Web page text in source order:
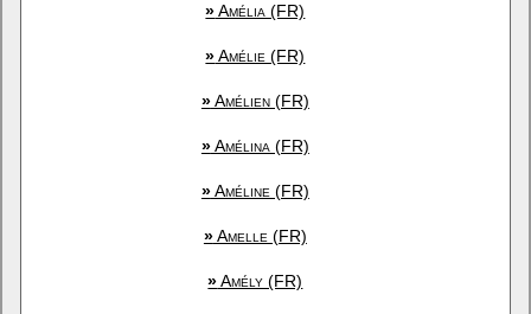
»Amélia (FR)
»Amélie (FR)
»Amélien (FR)
»Amélina (FR)
»Améline (FR)
»Amelle (FR)
»Amély (FR)